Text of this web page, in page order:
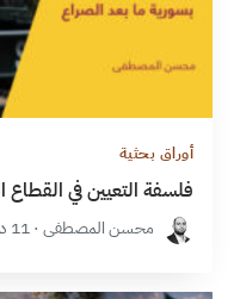
أوراق بحثية
فلسفة التعيين في
محسن المصطفى · 11 دقيقة